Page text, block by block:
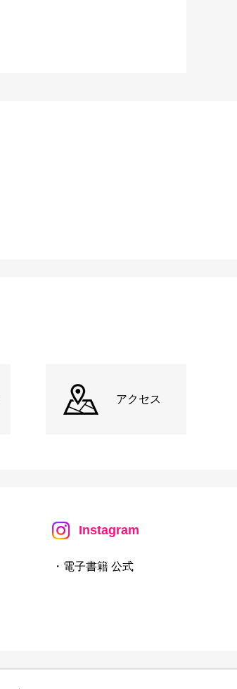
アクセス
Instagram
・電子書籍 公式